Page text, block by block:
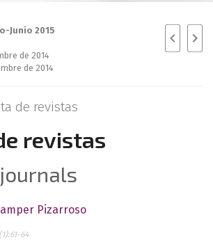
Junio 2015
de 2014
de 2014
de revistas
revistas
Pizarroso
64